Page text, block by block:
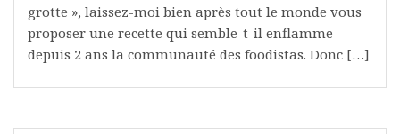
grotte », laissez-moi bien après tout le monde vous
proposer une recette qui semble-t-il enflamme
depuis 2 ans la communauté des foodistas. Donc […]